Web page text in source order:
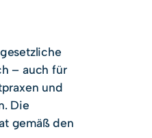
– auch für
und
Die
gemäß den